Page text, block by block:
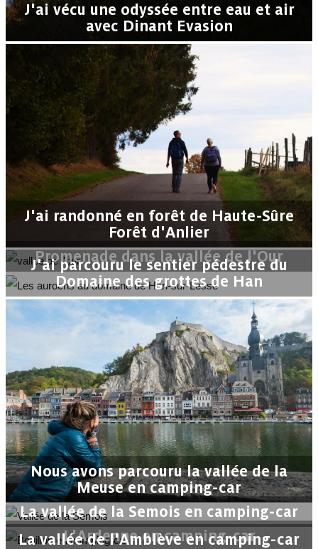
J'ai vécu une odyssée entre eau et air
avec Dinant Evasion
J'ai randonné en forêt de Haute-Sûre
Forêt d'Anlier
Promenade dans la vallée de l'Our
J'ai parcouru le sentier pédestre du
Domaine des grottes de Han
Nous avons parcouru la vallée de la
Meuse en camping-car
La vallée de la Semois en camping-car
L'Ardenne en camping-car
La vallée de l'Amblève en camping-car